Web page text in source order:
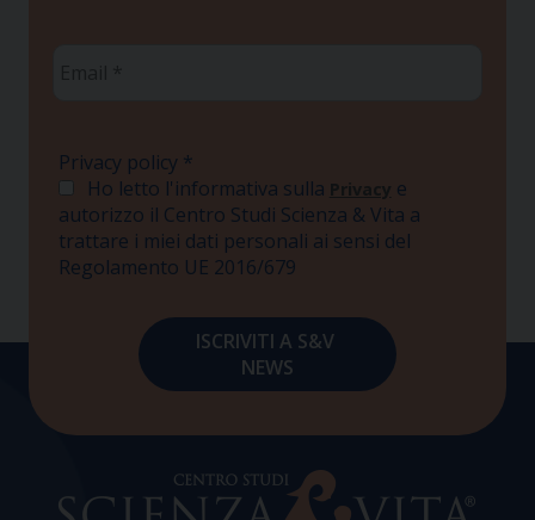
Privacy policy *
Ho letto l'informativa sulla Privacy e
autorizzo il Centro Studi Scienza & Vita a
trattare i miei dati personali ai sensi del
Regolamento UE 2016/679